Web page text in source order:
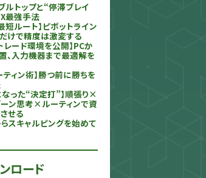
ルトップと“停滞ブレイ
最強手法
短ルート】ピボットライン
けで精度は激変する
レード環境を公開】PCか
、入力機器まで最適解を
ティン術】勝つ前に勝ちを
なった“決定打”】順張り×
ン思考×ルーティンで資
せる
スキャルピングを始めて
ロード